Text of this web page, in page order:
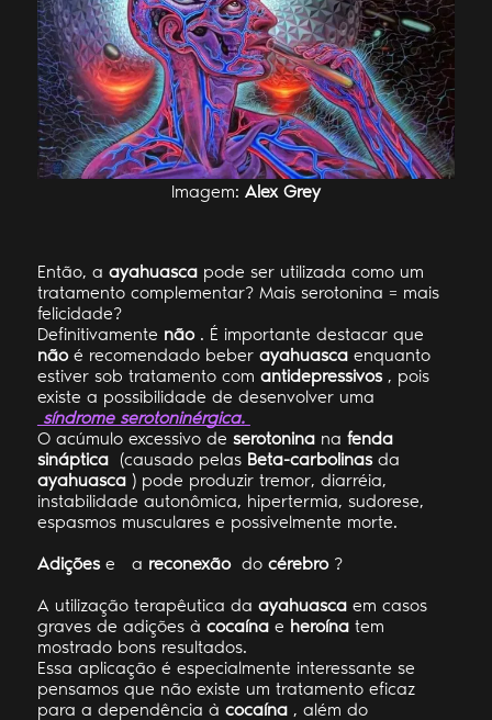
Imagem: Alex Grey
Então, a ayahuascapode ser utilizada como um
tratamento complementar? Mais serotonina = mais
felicidade?
Definitivamente não. É importante destacar que
nãoé recomendado beber ayahuascaenquanto
estiver sob tratamento com antidepressivos, pois
existe a possibilidade de desenvolver uma
síndrome serotoninérgica.
O acúmulo excessivo de serotoninana fenda
sináptica(causado pelas Beta-carbolinasda
ayahuasca) pode produzir tremor, diarréia,
instabilidade autonômica, hipertermia, sudorese,
espasmos musculares e possivelmente morte.
Adiçõese a reconexão do cérebro?
A utilização terapêutica da ayahuascaem casos
graves de adições à cocaínae heroínatem
mostrado bons resultados.
Essa aplicação é especialmente interessante se
pensamos que não existe um tratamento eficaz
para a dependência à cocaína, além do